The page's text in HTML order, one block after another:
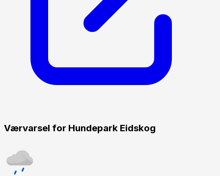
Værvarsel for Hundepark Eidskog